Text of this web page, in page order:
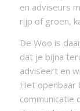
en adviseurs
rijp of groen,
De Woo is
dat je bijna
adviseert en
Het
communicatie